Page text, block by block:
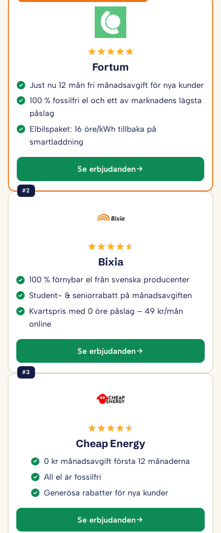
Fortum
Just nu 12 mån fri månadsavgift för nya kunder
100 % fossilfri el och ett av marknadens lägsta
påslag
Elbilspaket: 16 öre/kWh tillbaka på
smartladdning
Se erbjudanden
#2
Bixia
100 % förnybar el från svenska producenter
Student- & seniorrabatt på månadsavgiften
Kvartspris med 0 öre påslag – 49 kr/mån
online
Se erbjudanden
#3
Cheap Energy
0 kr månadsavgift första 12 månaderna
All el är fossilfri
Generösa rabatter för nya kunder
Se erbjudanden